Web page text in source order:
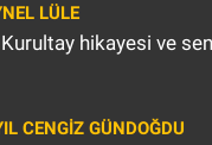
LÜLE
hikayesi ve
CENGIZ GÜNDOĞDU